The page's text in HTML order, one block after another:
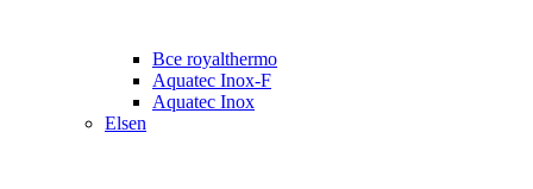
Все royalthermo
Aquatec Inox-F
Aquatec Inox
Elsen